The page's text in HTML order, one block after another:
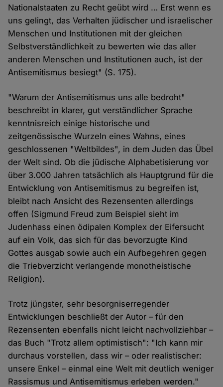
Nationalstaaten zu Recht geübt wird … Erst wenn es
uns gelingt, das Verhalten jüdischer und israelischer
Menschen und Institutionen mit der gleichen
Selbstverständlichkeit zu bewerten wie das aller
anderen Menschen und Institutionen auch, ist der
Antisemitismus besiegt" (S. 175).
"Warum der Antisemitismus uns alle bedroht"
beschreibt in klarer, gut verständlicher Sprache
kenntnisreich einige historische und
zeitgenössische Wurzeln eines Wahns, eines
geschlossenen "Weltbildes", in dem Juden das Übel
der Welt sind. Ob die jüdische Alphabetisierung vor
über 3.000 Jahren tatsächlich als Hauptgrund für die
Entwicklung von Antisemitismus zu begreifen ist,
bleibt nach Ansicht des Rezensenten allerdings
offen (Sigmund Freud zum Beispiel sieht im
Judenhass einen ödipalen Komplex der Eifersucht
auf ein Volk, das sich für das bevorzugte Kind
Gottes ausgab sowie auch ein Aufbegehren gegen
die Triebverzicht verlangende monotheistische
Religion).
Trotz jüngster, sehr besorgniserregender
Entwicklungen beschließt der Autor – für den
Rezensenten ebenfalls nicht leicht nachvollziehbar –
das Buch "Trotz allem optimistisch": "Ich kann mir
durchaus vorstellen, dass wir – oder realistischer:
unsere Enkel – einmal eine Welt mit deutlich weniger
Rassismus und Antisemitismus erleben werden."